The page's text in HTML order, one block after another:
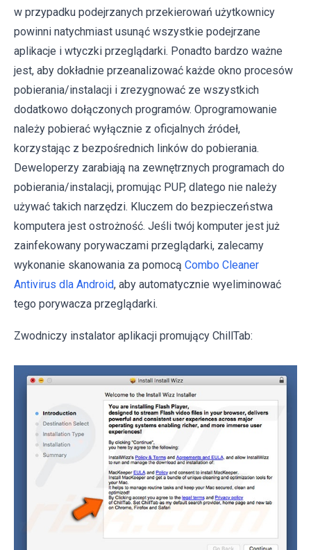
w przypadku podejrzanych przekierowań użytkownicy
powinni natychmiast usunąć wszystkie podejrzane
aplikacje i wtyczki przeglądarki. Ponadto bardzo ważne
jest, aby dokładnie przeanalizować każde okno procesów
pobierania/instalacji i zrezygnować ze wszystkich
dodatkowo dołączonych programów. Oprogramowanie
należy pobierać wyłącznie z oficjalnych źródeł,
korzystając z bezpośrednich linków do pobierania.
Deweloperzy zarabiają na zewnętrznych programach do
pobierania/instalacji, promując PUP, dlatego nie należy
używać takich narzędzi. Kluczem do bezpieczeństwa
komputera jest ostrożność. Jeśli twój komputer jest już
zainfekowany porywaczami przeglądarki, zalecamy
wykonanie skanowania za pomocą Combo Cleaner
Antivirus dla Android, aby automatycznie wyeliminować
tego porywacza przeglądarki.
Zwodniczy instalator aplikacji promujący ChillTab: